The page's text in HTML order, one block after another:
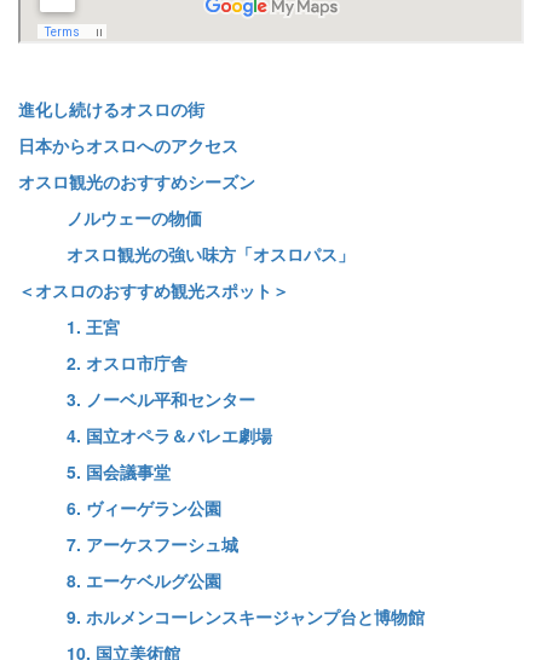
進化し続けるオスロの街
日本からオスロへのアクセス
オスロ観光のおすすめシーズン
ノルウェーの物価
オスロ観光の強い味方「オスロパス」
＜オスロのおすすめ観光スポット＞
1. 王宮
2. オスロ市庁舎
3. ノーベル平和センター
4. 国立オペラ＆バレエ劇場
5. 国会議事堂
6. ヴィーゲラン公園
7. アーケスフーシュ城
8. エーケベルグ公園
9. ホルメンコーレンスキージャンプ台と博物館
10. 国立美術館